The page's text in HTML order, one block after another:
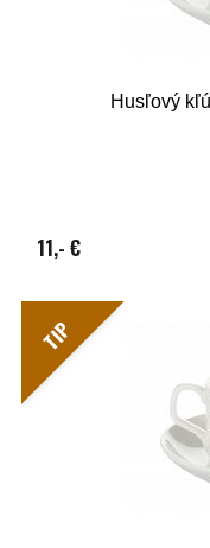
Husľový
11,- €
TIP